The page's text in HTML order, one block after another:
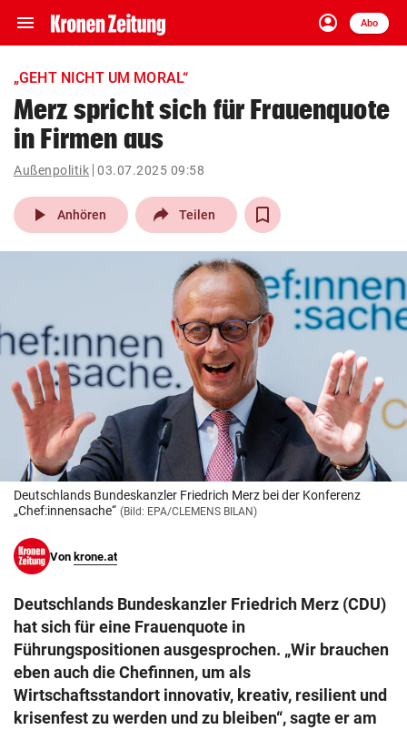
menu Navigation
ein-/ausklappen
account_circle
Anmelden
Abo
close Schließen
account_circle Anmelden
pin_drop
Wien arrow_right
bookmark
eingeben
© Krone Multimedia GmbH & Co KG 2026
Muthgasse 2, 1190 Wien
„GEHT NICHT UM MORAL“
Merz spricht sich für Frauenquote
in Firmen aus
Außenpolitik 03.07.2025 09:58
play_arrow Anhören Teilen
Deutschlands Bundeskanzler Friedrich Merz bei der Konferenz
„Chef:innensache“ (Bild: EPA/CLEMENS BILAN)
Von krone.at
Deutschlands Bundeskanzler Friedrich Merz (CDU)
hat sich für eine Frauenquote in
Führungspositionen ausgesprochen. „Wir brauchen
eben auch die Chefinnen, um als
Wirtschaftsstandort innovativ, kreativ, resilient und
krisenfest zu werden und zu bleiben“, sagte er am